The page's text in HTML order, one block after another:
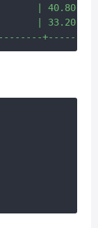
| 40.80 |
| 33.20 |